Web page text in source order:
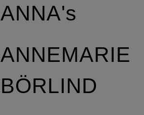
ANNA's
ANNEMARIE
BÖRLIND